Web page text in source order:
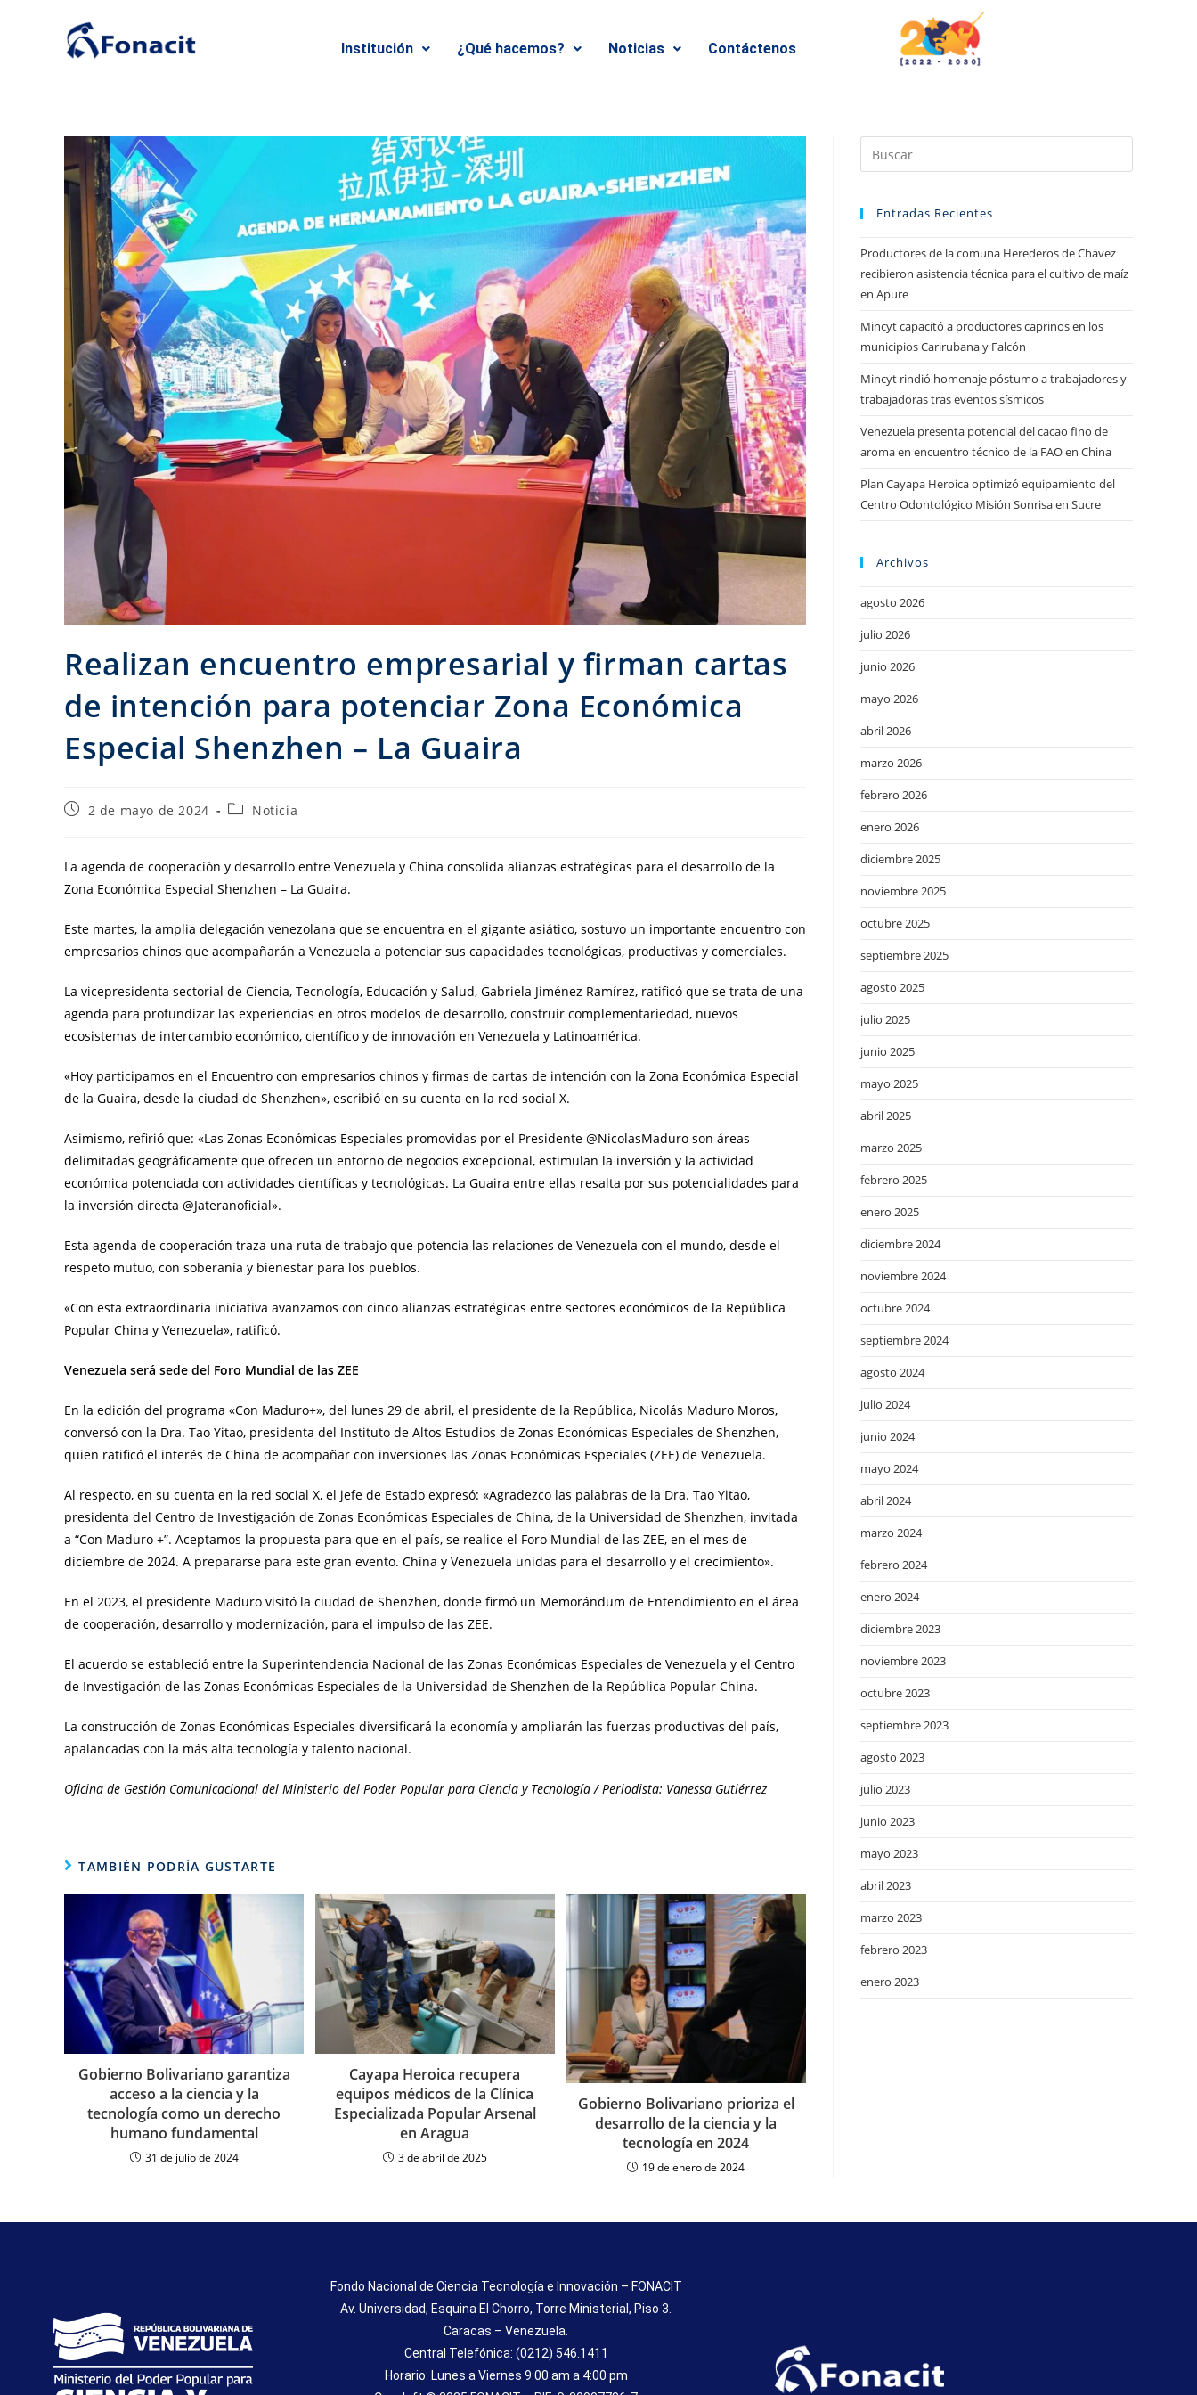
Institución ¿Qué hacemos? Noticias Contáctenos
Realizan encuentro empresarial y firman cartas
de intención para potenciar Zona Económica
Especial Shenzhen – La Guaira
2 de mayo de 2024 Noticia
La agenda de cooperación y desarrollo entre Venezuela y China consolida alianzas estratégicas para el desarrollo de la
Zona Económica Especial Shenzhen – La Guaira.
Este martes, la amplia delegación venezolana que se encuentra en el gigante asiático, sostuvo un importante encuentro con
empresarios chinos que acompañarán a Venezuela a potenciar sus capacidades tecnológicas, productivas y comerciales.
La vicepresidenta sectorial de Ciencia, Tecnología, Educación y Salud, Gabriela Jiménez Ramírez, ratificó que se trata de una
agenda para profundizar las experiencias en otros modelos de desarrollo, construir complementariedad, nuevos
ecosistemas de intercambio económico, científico y de innovación en Venezuela y Latinoamérica.
«Hoy participamos en el Encuentro con empresarios chinos y firmas de cartas de intención con la Zona Económica Especial
de la Guaira, desde la ciudad de Shenzhen», escribió en su cuenta en la red social X.
Asimismo, refirió que: «Las Zonas Económicas Especiales promovidas por el Presidente @NicolasMaduro son áreas
delimitadas geográficamente que ofrecen un entorno de negocios excepcional, estimulan la inversión y la actividad
económica potenciada con actividades científicas y tecnológicas. La Guaira entre ellas resalta por sus potencialidades para
la inversión directa @Jateranoficial».
Esta agenda de cooperación traza una ruta de trabajo que potencia las relaciones de Venezuela con el mundo, desde el
respeto mutuo, con soberanía y bienestar para los pueblos.
«Con esta extraordinaria iniciativa avanzamos con cinco alianzas estratégicas entre sectores económicos de la República
Popular China y Venezuela», ratificó.
Venezuela será sede del Foro Mundial de las ZEE
En la edición del programa «Con Maduro+», del lunes 29 de abril, el presidente de la República, Nicolás Maduro Moros,
conversó con la Dra. Tao Yitao, presidenta del Instituto de Altos Estudios de Zonas Económicas Especiales de Shenzhen,
quien ratificó el interés de China de acompañar con inversiones las Zonas Económicas Especiales (ZEE) de Venezuela.
Al respecto, en su cuenta en la red social X, el jefe de Estado expresó: «Agradezco las palabras de la Dra. Tao Yitao,
presidenta del Centro de Investigación de Zonas Económicas Especiales de China, de la Universidad de Shenzhen, invitada
a “Con Maduro +”. Aceptamos la propuesta para que en el país, se realice el Foro Mundial de las ZEE, en el mes de
diciembre de 2024. A prepararse para este gran evento. China y Venezuela unidas para el desarrollo y el crecimiento».
En el 2023, el presidente Maduro visitó la ciudad de Shenzhen, donde firmó un Memorándum de Entendimiento en el área
de cooperación, desarrollo y modernización, para el impulso de las ZEE.
El acuerdo se estableció entre la Superintendencia Nacional de las Zonas Económicas Especiales de Venezuela y el Centro
de Investigación de las Zonas Económicas Especiales de la Universidad de Shenzhen de la República Popular China.
La construcción de Zonas Económicas Especiales diversificará la economía y ampliarán las fuerzas productivas del país,
apalancadas con la más alta tecnología y talento nacional.
Oficina de Gestión Comunicacional del Ministerio del Poder Popular para Ciencia y Tecnología / Periodista: Vanessa Gutiérrez
TAMBIÉN PODRÍA GUSTARTE
Gobierno Bolivariano garantiza
acceso a la ciencia y la
tecnología como un derecho
humano fundamental
31 de julio de 2024
Cayapa Heroica recupera
equipos médicos de la Clínica
Especializada Popular Arsenal
en Aragua
3 de abril de 2025
Gobierno Bolivariano prioriza el
desarrollo de la ciencia y la
tecnología en 2024
19 de enero de 2024
Entradas Recientes
Productores de la comuna Herederos de Chávez
recibieron asistencia técnica para el cultivo de maíz
en Apure
Mincyt capacitó a productores caprinos en los
municipios Carirubana y Falcón
Mincyt rindió homenaje póstumo a trabajadores y
trabajadoras tras eventos sísmicos
Venezuela presenta potencial del cacao fino de
aroma en encuentro técnico de la FAO en China
Plan Cayapa Heroica optimizó equipamiento del
Centro Odontológico Misión Sonrisa en Sucre
Archivos
agosto 2026
julio 2026
junio 2026
mayo 2026
abril 2026
marzo 2026
febrero 2026
enero 2026
diciembre 2025
noviembre 2025
octubre 2025
septiembre 2025
agosto 2025
julio 2025
junio 2025
mayo 2025
abril 2025
marzo 2025
febrero 2025
enero 2025
diciembre 2024
noviembre 2024
octubre 2024
septiembre 2024
agosto 2024
julio 2024
junio 2024
mayo 2024
abril 2024
marzo 2024
febrero 2024
enero 2024
diciembre 2023
noviembre 2023
octubre 2023
septiembre 2023
agosto 2023
julio 2023
junio 2023
mayo 2023
abril 2023
marzo 2023
febrero 2023
enero 2023
Fondo Nacional de Ciencia Tecnología e Innovación – FONACIT
Av. Universidad, Esquina El Chorro, Torre Ministerial, Piso 3.
Caracas – Venezuela.
Central Telefónica: (0212) 546.1411
Horario: Lunes a Viernes 9:00 am a 4:00 pm